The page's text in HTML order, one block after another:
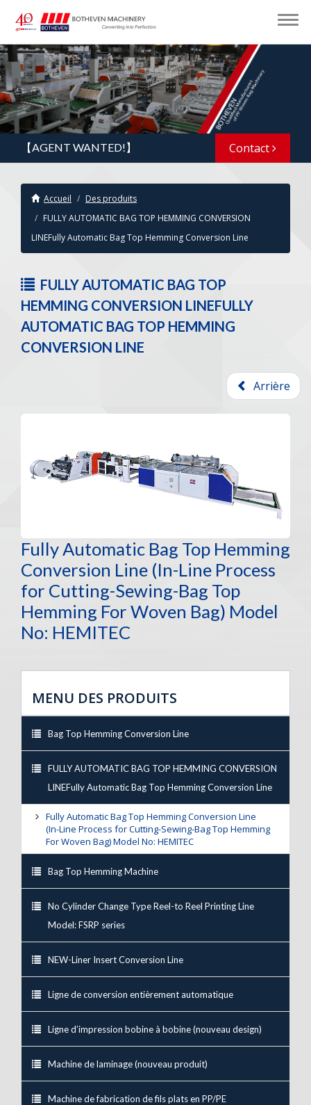
【AGENT WANTED!】 Contact
Accueil
Des produits
FULLY AUTOMATIC BAG TOP HEMMING CONVERSION
LINEFully Automatic Bag Top Hemming Conversion Line
FULLY AUTOMATIC BAG TOP
HEMMING CONVERSION LINEFULLY
AUTOMATIC BAG TOP HEMMING
CONVERSION LINE
Arrière
Fully Automatic Bag Top Hemming
Conversion Line (In-Line Process
for Cutting-Sewing-Bag Top
Hemming For Woven Bag) Model
No: HEMITEC
MENU DES PRODUITS
Bag Top Hemming Conversion Line
FULLY AUTOMATIC BAG TOP HEMMING CONVERSION
LINEFully Automatic Bag Top Hemming Conversion Line
Fully Automatic Bag Top Hemming Conversion Line
(In-Line Process for Cutting-Sewing-Bag Top Hemming
For Woven Bag) Model No: HEMITEC
Bag Top Hemming Machine
No Cylinder Change Type Reel-to Reel Printing Line
Model: FSRP series
NEW-Liner Insert Conversion Line
Ligne de conversion entièrement automatique
Ligne d’impression bobine à bobine (nouveau design)
Machine de laminage (nouveau produit)
Machine de fabrication de fils plats en PP/PE